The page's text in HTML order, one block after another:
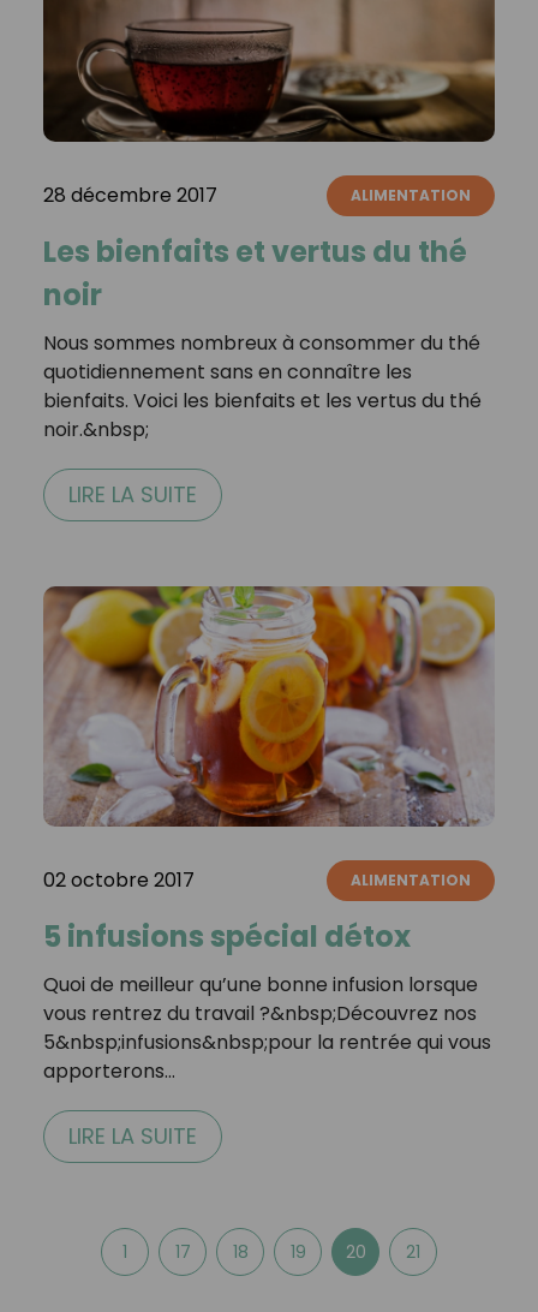
28 décembre 2017 ALIMENTATION
Les bienfaits et vertus du thé
noir
Nous sommes nombreux à consommer du thé
quotidiennement sans en connaître les
bienfaits. Voici les bienfaits et les vertus du thé
noir.&nbsp;
LIRE LA SUITE
02 octobre 2017 ALIMENTATION
5 infusions spécial détox
Quoi de meilleur qu’une bonne infusion lorsque
vous rentrez du travail ?&nbsp;Découvrez nos
5&nbsp;infusions&nbsp;pour la rentrée qui vous
apporterons…
LIRE LA SUITE
1 17 18 19 20 21